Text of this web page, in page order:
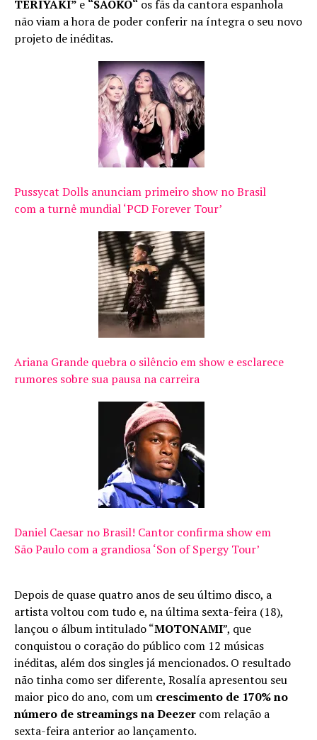
TERIYAKI” e “SAOKO“ os fãs da cantora espanhola
não viam a hora de poder conferir na íntegra o seu novo
projeto de inéditas.
Pussycat Dolls anunciam primeiro show no Brasil
com a turnê mundial ‘PCD Forever Tour’
Ariana Grande quebra o silêncio em show e esclarece
rumores sobre sua pausa na carreira
Daniel Caesar no Brasil! Cantor confirma show em
São Paulo com a grandiosa ‘Son of Spergy Tour’
Depois de quase quatro anos de seu último disco, a
artista voltou com tudo e, na última sexta-feira (18),
lançou o álbum intitulado “MOTONAMI”, que
conquistou o coração do público com 12 músicas
inéditas, além dos singles já mencionados. O resultado
não tinha como ser diferente, Rosalía apresentou seu
maior pico do ano, com um crescimento de 170% no
número de streamings na Deezer com relação a
sexta-feira anterior ao lançamento.